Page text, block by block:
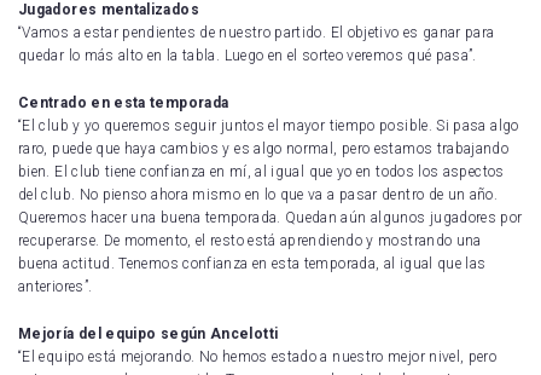
Jugadores mentalizados
“Vamos a estar pendientes de nuestro partido. El objetivo es ganar para
quedar lo más alto en la tabla. Luego en el sorteo veremos qué pasa”.
Centrado en esta temporada
“El club y yo queremos seguir juntos el mayor tiempo posible. Si pasa algo
raro, puede que haya cambios y es algo normal, pero estamos trabajando
bien. El club tiene confianza en mí, al igual que yo en todos los aspectos
del club. No pienso ahora mismo en lo que va a pasar dentro de un año.
Queremos hacer una buena temporada. Quedan aún algunos jugadores por
recuperarse. De momento, el resto está aprendiendo y mostrando una
buena actitud. Tenemos confianza en esta temporada, al igual que las
anteriores”.
Mejoría del equipo según Ancelotti
“El equipo está mejorando. No hemos estado a nuestro mejor nivel, pero